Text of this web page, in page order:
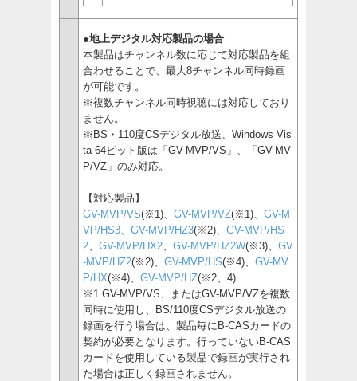
●地上デジタル対応製品の場合
本製品はチャンネル数に応じて対応製品を組
合わせることで、最大8チャンネル同時録画
が可能です。
※複数チャンネル同時視聴には対応しており
ません。
※BS・110度CSデジタル放送、Windows Vis
ta 64ビット版は「GV-MVP/VS」、「GV-MV
P/VZ」のみ対応。
【対応製品】
GV-MVP/VS(※1)、 GV-MVP/VZ(※1)、 GV-M
VP/HS3
GV-MVP/HZ3(※2)、 GV-MVP/HS
2
GV-MVP/HX2 GV-MVP/HZ2W(※3)、 GV
-MVP/HZ2(※2)、 GV-MVP/HS(※4)、 GV-MV
P/HX(※4)、 GV-MVP/HZ(※2、4)
※1 GV-MVP/VS、またはGV-MVP/VZを複数
同時に使用し、BS/110度CSデジタル放送の
録画を行う場合は、製品毎にB-CASカードの
契約が必要となります。行っていないB-CAS
カードを使用している製品で録画が実行され
た場合は正しく録画されません。